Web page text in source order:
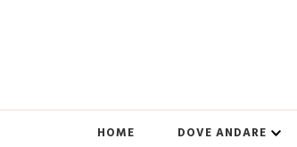
HOME DOVE ANDARE